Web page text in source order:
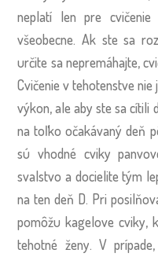
neplatí len pre
všeobecne. Ak ste sa
určite sa nepremáhajte,
Cvičenie v tehotenstve
výkon, ale aby ste sa cítili
na toľko očakávaný deň
sú vhodné cviky
svalstvo a docielite tým
na ten deň D. Pri
pomôžu kagelove cviky,
tehotné ženy. V